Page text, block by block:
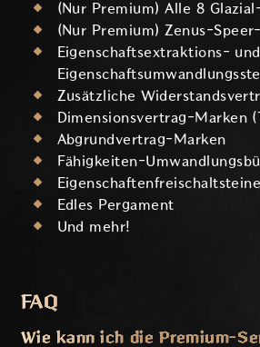
(Nur Premium) Alle 8
(Nur Premium) Zenus-
Eigenschaftsextraktions- und
Zusätzliche
Dimensionsvertrag-Marken
Abgrundvertrag-Marken
Fähigkeiten-
Eigenschaftenfreischaltsteine
Edles Pergament
Und mehr!
FAQ
Wie kann ich die Premium-